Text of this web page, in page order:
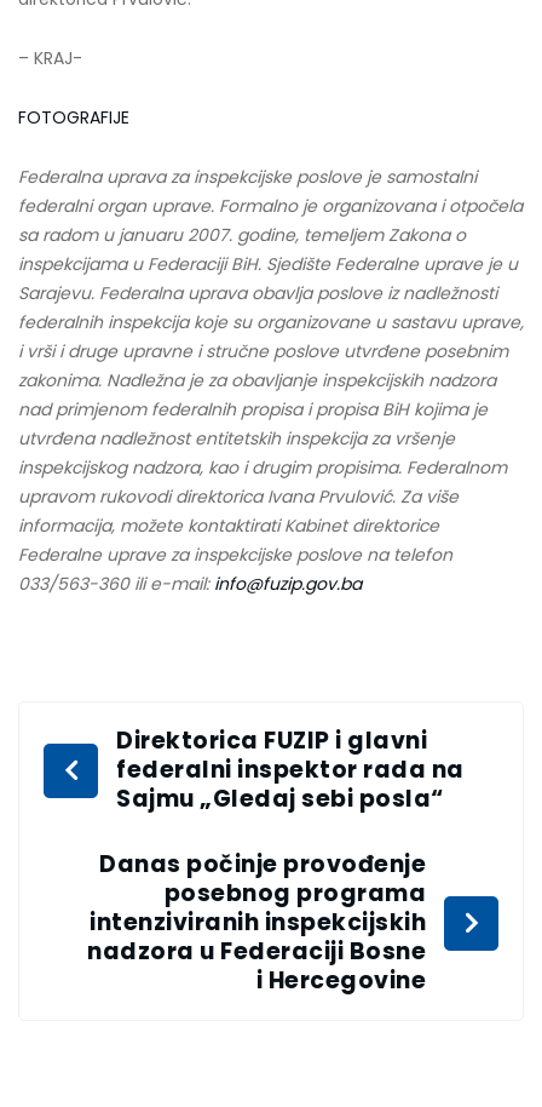
– KRAJ-
FOTOGRAFIJE
Federalna uprava za inspekcijske poslove je samostalni
federalni organ uprave. Formalno je organizovana i otpočela
sa radom u januaru 2007. godine, temeljem Zakona o
inspekcijama u Federaciji BiH. Sjedište Federalne uprave je u
Sarajevu. Federalna uprava obavlja poslove iz nadležnosti
federalnih inspekcija koje su organizovane u sastavu uprave,
i vrši i druge upravne i stručne poslove utvrđene posebnim
zakonima. Nadležna je za obavljanje inspekcijskih nadzora
nad primjenom federalnih propisa i propisa BiH kojima je
utvrđena nadležnost entitetskih inspekcija za vršenje
inspekcijskog nadzora, kao i drugim propisima. Federalnom
upravom rukovodi direktorica Ivana Prvulović. Za više
informacija, možete kontaktirati Kabinet direktorice
Federalne uprave za inspekcijske poslove na telefon
033/563-360 ili e-mail: info@fuzip.gov.ba
Direktorica FUZIP i glavni
federalni inspektor rada na
Sajmu „Gledaj sebi posla“
Danas počinje provođenje
posebnog programa
intenziviranih inspekcijskih
nadzora u Federaciji Bosne
i Hercegovine